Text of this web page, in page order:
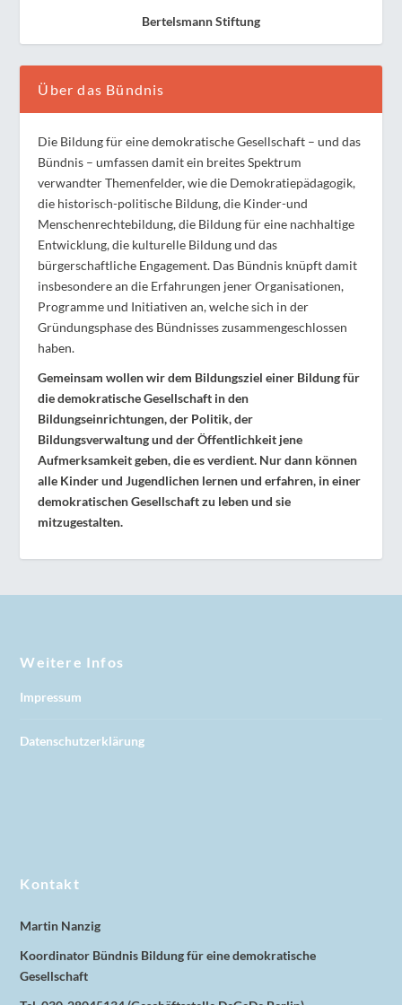
Bertelsmann Stiftung
Über das Bündnis
Die Bildung für eine demokratische Gesellschaft – und das
Bündnis – umfassen damit ein breites Spektrum
verwandter Themenfelder, wie die Demokratiepädagogik,
die historisch-politische Bildung, die Kinder-und
Menschenrechtebildung, die Bildung für eine nachhaltige
Entwicklung, die kulturelle Bildung und das
bürgerschaftliche Engagement. Das Bündnis knüpft damit
insbesondere an die Erfahrungen jener Organisationen,
Programme und Initiativen an, welche sich in der
Gründungsphase des Bündnisses zusammengeschlossen
haben.
Gemeinsam wollen wir dem Bildungsziel einer Bildung für
die demokratische Gesellschaft in den
Bildungseinrichtungen, der Politik, der
Bildungsverwaltung und der Öffentlichkeit jene
Aufmerksamkeit geben, die es verdient. Nur dann können
alle Kinder und Jugendlichen lernen und erfahren, in einer
demokratischen Gesellschaft zu leben und sie
mitzugestalten.
Weitere Infos
Impressum
Datenschutzerklärung
Kontakt
Martin Nanzig
Koordinator Bündnis Bildung für eine demokratische
Gesellschaft